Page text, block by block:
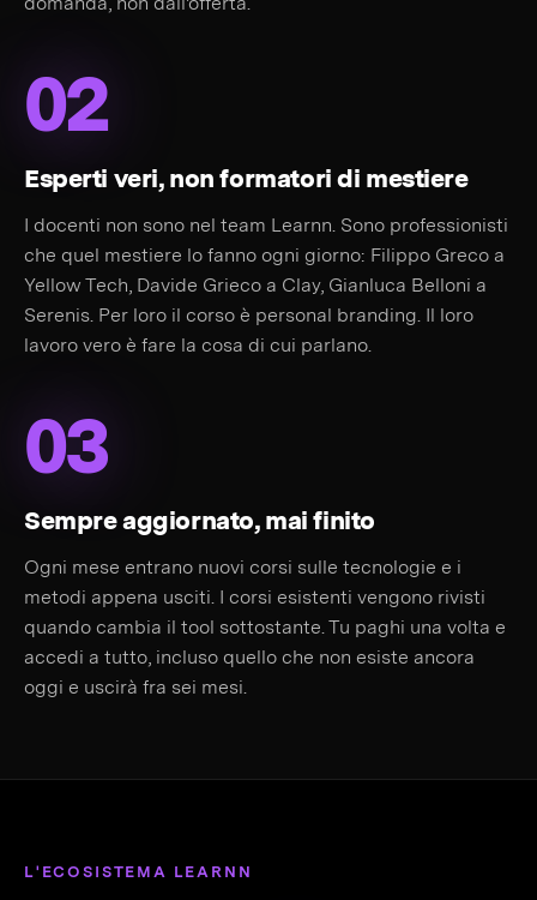
02
Esperti veri, non formatori di mestiere
I docenti non sono nel team Learnn. Sono professionisti
che quel mestiere lo fanno ogni giorno: Filippo Greco a
Yellow Tech, Davide Grieco a Clay, Gianluca Belloni a
Serenis. Per loro il corso è personal branding. Il loro
lavoro vero è fare la cosa di cui parlano.
03
Sempre aggiornato, mai finito
Ogni mese entrano nuovi corsi sulle tecnologie e i
metodi appena usciti. I corsi esistenti vengono rivisti
quando cambia il tool sottostante. Tu paghi una volta e
accedi a tutto, incluso quello che non esiste ancora
oggi e uscirà fra sei mesi.
L'ECOSISTEMA LEARNN